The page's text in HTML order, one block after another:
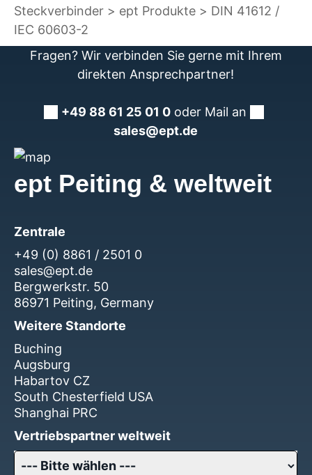
Steckverbinder ept Produkte
DIN 41612 /
IEC 60603-2
Fragen? Wir verbinden Sie gerne mit Ihrem
direkten Ansprechpartner!
+49 88 61 25 01 0 oder Mail an
sales@ept.de
ept Peiting & weltweit
Zentrale
+49 (0) 8861 / 2501 0
sales@ept.de
Bergwerkstr. 50
86971 Peiting, Germany
Weitere Standorte
Buching
Augsburg
Habartov CZ
South Chesterfield USA
Shanghai PRC
Vertriebspartner weltweit